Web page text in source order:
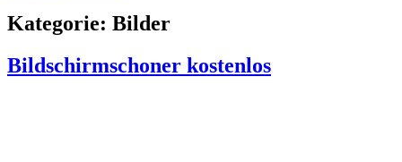
Kategorie: Bilder
Bildschirmschoner kostenlos